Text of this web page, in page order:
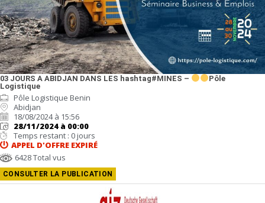
03 JOURS A ABIDJAN DANS LES hashtag#MINES –
Pôle
Logistique
Pôle Logistique Benin
Abidjan
18/08/2024 à 15:56
28/11/2024 à 00:00
Temps restant : 0 jours
APPEL D'OFFRE EXPIRÉ
6428 Total vus
CONSULTER LA PUBLICATION